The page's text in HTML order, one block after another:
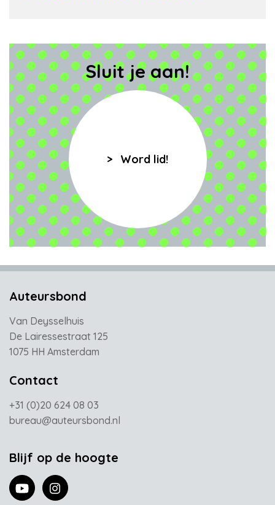
Sluit je aan!
Word lid!
Auteursbond
Van Deysselhuis
De Lairessestraat 125
1075 HH Amsterdam
Contact
+31 (0)20 624 08 03
bureau@auteursbond.nl
Blijf op de hoogte